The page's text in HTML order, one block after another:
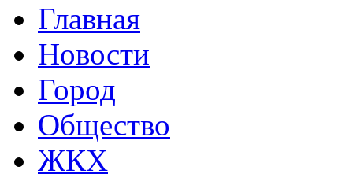
Главная
Новости
Город
Общество
ЖКХ